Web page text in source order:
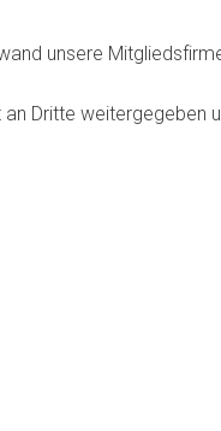
unsere
Dritte weitergegeben